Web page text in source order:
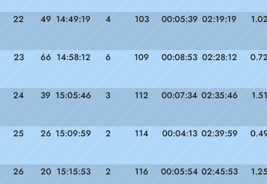
22 49 14:49:19 4 103 00:05:39 02:19:19
23 66 14:58:12 6 109 00:08:53 02:28:12
24 39 15:05:46 3 112 00:07:34 02:35:46 1.51
25 26 15:09:59 2 114 00:04:13 02:39:59
26 20 15:15:53 2 116 00:05:54 02:45:53